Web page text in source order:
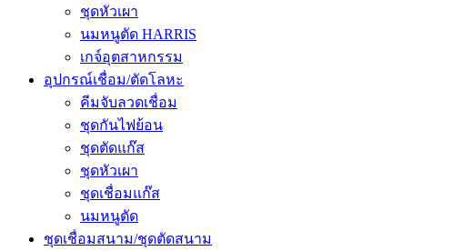
ชุดหัวเผา
นมหนูตัด HARRIS
เกจ์อุตสาหกรรม
อุปกรณ์เชื่อม/ตัดโลหะ
คีมจับลวดเชื่อม
ชุดกันไฟย้อน
ชุดตัดแก๊ส
ชุดหัวเผา
ชุดเชื่อมแก๊ส
นมหนูตัด
ชุดเชื่อมสนาม/ชุดตัดสนาม